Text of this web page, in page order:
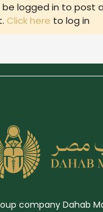
be logged in to post a
Click here to log in
company Dahab